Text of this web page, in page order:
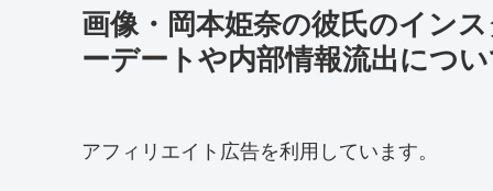
画像・岡本姫奈の彼氏のイン
ーデートや内部情報流出につ
アフィリエイト広告を利用しています。